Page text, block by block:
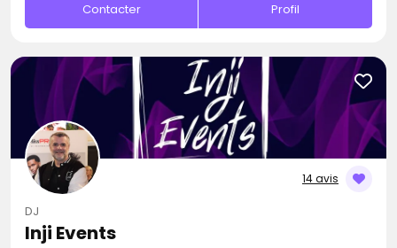
Contacter Profil
14 avis
DJ
Inji Events